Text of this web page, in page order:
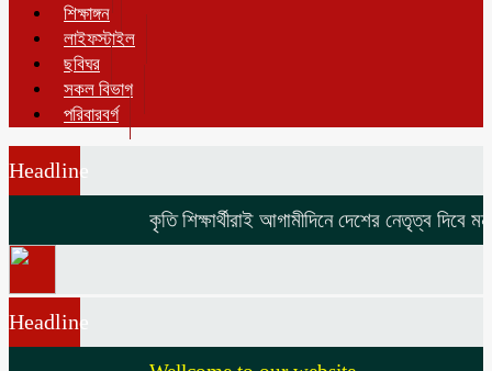
শিক্ষাঙ্গন
লাইফস্টাইল
ছবিঘর
সকল বিভাগ
পরিবারবর্গ
Headline
কৃতি শিক্ষার্থীরাই আগামীদিনে দেশের নেতৃত্ব দিবে মনজুর
Headline